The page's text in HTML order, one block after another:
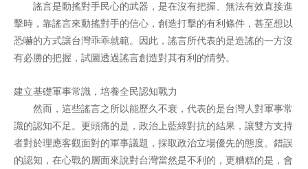
謠言是動搖對手民心的武器，是在沒有把握、無法有效直接進
擊時，靠謠言來動搖對手的信心，創造打擊的有利條件，甚至想以
恐嚇的方式讓台灣乖乖就範。因此，謠言所代表的是造謠的一方沒
有必勝的把握，試圖透過謠言創造對其有利的情勢。
建立基礎軍事常識，培養全民認知戰力
然而，這些謠言之所以能歷久不衰，代表的是台灣人對軍事常
識的認知不足。更頭痛的是，政治上藍綠對抗的結果，讓雙方支持
者對於理應客觀面對的軍事議題，採取政治立場優先的態度。錯誤
的認知，在心戰的層面來說對台灣當然是不利的，更糟糕的是，會